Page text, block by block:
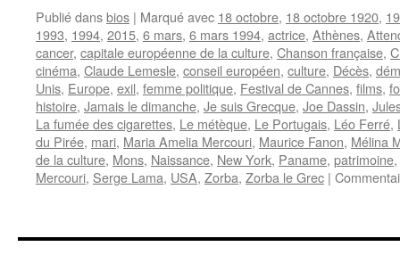
Publié dansbios | Marqué avec 18 octobre, 18 octobre 1920,
1993, 1994, 2015, 6 mars, 6 mars 1994, actrice, Athènes,
cancer, capitale européenne de la culture, Chanson française,
cinéma, Claude Lemesle, conseil européen, culture, Décès,
Unis, Europe, exil, femme politique, Festival de Cannes, films,
histoire, Jamais le dimanche, Je suis Grecque, Joe Dassin,
La fumée des cigarettes, Le métèque, Le Portugais, Léo Ferré,
du Pirée, mari, Maria Amelia Mercouri, Maurice Fanon, Mélina
de la culture, Mons, Naissance, New York, Paname, patrimoine,
Mercouri, Serge Lama, USA, Zorba, Zorba le Grec |